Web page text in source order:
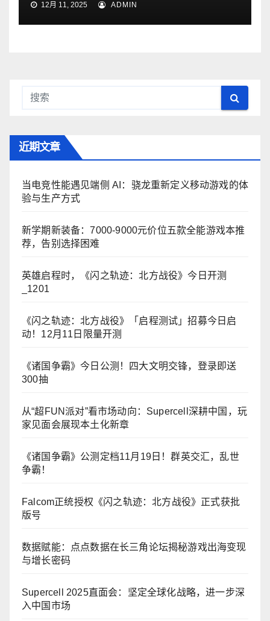
12月 11, 2025 ADMIN
近期文章
当电竞性能遇见端侧 AI：骁龙重新定义移动游戏的体
验与生产方式
新学期新装备：7000-9000元价位五款全能游戏本推
荐，告别选择困难
英雄启程时，《闪之轨迹：北方战役》今日开测
_1201
《闪之轨迹：北方战役》「启程测试」招募今日启
动！12月11日限量开测
《诸国争霸》今日公测！四大文明交锋，登录即送
300抽
从“超FUN派对”看市场动向：Supercell深耕中国，玩
家见面会展现本土化新章
《诸国争霸》公测定档11月19日！群英交汇，乱世
争霸！
Falcom正统授权《闪之轨迹：北方战役》正式获批
版号
数据赋能：点点数据在长三角论坛揭秘游戏出海变现
与增长密码
Supercell 2025直面会：坚定全球化战略，进一步深
入中国市场